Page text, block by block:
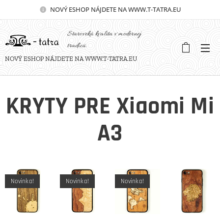
NOVÝESHOP NÁJDETE NA WWW.T-TATRA.EU
Staroveká kvalita v modernej
tradícii.
NOVÝ ESHOP NÁJDETE NA WWW.T-TATRA.EU
KRYTY PRE Xiaomi Mi
A3
Novinka! Novinka! Novinka!